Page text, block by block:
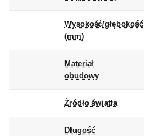
Wysokość/głębokość
(mm)
Materiał
obudowy
Źródło światła
Długość